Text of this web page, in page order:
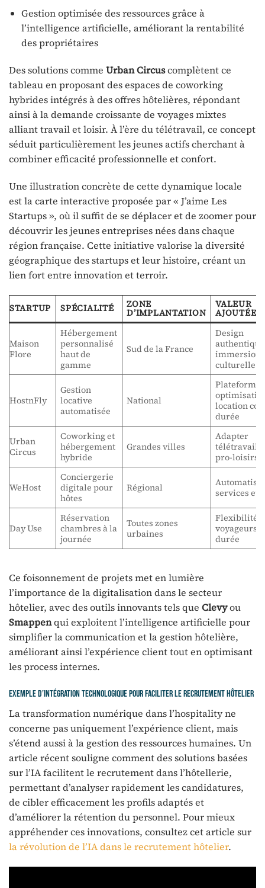
Gestion optimisée des ressources grâce à
l’intelligence artificielle, améliorant la rentabilité
des propriétaires
Des solutions comme Urban Circuscomplètent ce
tableau en proposant des espaces de coworking
hybrides intégrés à des offres hôtelières, répondant
ainsi à la demande croissante de voyages mixtes
alliant travail et loisir. À l’ère du télétravail, ce concept
séduit particulièrement les jeunes actifs cherchant à
combiner efficacité professionnelle et confort.
Une illustration concrète de cette dynamique locale
est la carte interactive proposée par « J’aime Les
Startups », où il suffit de se déplacer et de zoomer pour
découvrir les jeunes entreprises nées dans chaque
région française. Cette initiative valorise la diversité
géographique des startups et leur histoire, créant un
lien fort entre innovation et terroir.
STARTUP SPÉCIALITÉ ZONE
D’IMPLANTATION
VALEUR
AJOUTÉE
Maison
Flore
Hébergement
personnalisé
haut de
gamme
Sud de la France
Design
immersion
culturelle
HostnFly
Gestion
locative
automatisée
National
Plateforme
location
durée
Urban
Circus
Coworking et
hébergement
hybride
Grandes villes
Adapter
télétravail/
pro-loisirs
WeHost
Conciergerie
digitale pour
hôtes
Régional
services et
Day Use
Réservation
chambres à la
journée
Toutes zones
urbaines
Flexibilité
voyageurs
durée
Ce foisonnement de projets met en lumière
l’importance de la digitalisation dans le secteur
hôtelier, avec des outils innovants tels que Clevyou
Smappenqui exploitent l’intelligence artificielle pour
simplifier la communication et la gestion hôtelière,
améliorant ainsi l’expérience client tout en optimisant
les process internes.
Exemple d’intégration technologique pour faciliter le recrutement hôtelier
La transformation numérique dans l’hospitality ne
concerne pas uniquement l’expérience client, mais
s’étend aussi à la gestion des ressources humaines. Un
article récent souligne comment des solutions basées
sur l’IA facilitent le recrutement dans l’hôtellerie,
permettant d’analyser rapidement les candidatures,
de cibler efficacement les profils adaptés et
d’améliorer la rétention du personnel. Pour mieux
appréhender ces innovations, consultez cet article sur
la révolution de l’IA dans le recrutement hôtelier.